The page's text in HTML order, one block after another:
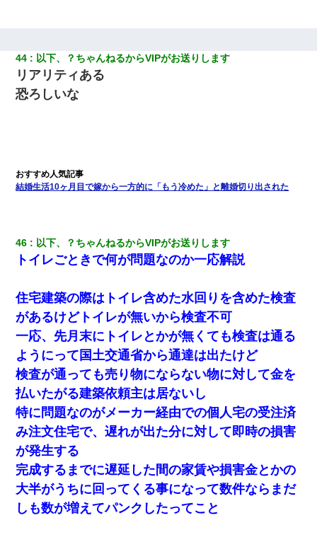
44 以下、？ちゃんねるからVIPがお送りします
リアリティある
恐ろしいな
結婚生活10ヶ月目で嫁から一方的に「もう冷めた」と離婚切り出された
46 以下、？ちゃんねるからVIPがお送りします
トイレごときで何が問題なのか一応解説
住宅建築の際はトイレ含めた水回りを含めた検査
があるけどトイレが無いから検査不可
一応、先月末にトイレとかが無くても検査は通る
ようにって国土交通省から通達は出たけど
検査が通っても売 り物にならない物に対して金を
払いたがる建築依頼主は居ないし
特に問題なのがメーカー経由での個人宅の受注済
み注文住宅で、遅れが出た分に対して即時の損害
が発生する
完成するまでに遅延した間の家賃や損害金とかの
大半がうちに回ってくる事になって数件ならまだ
しも数が増えてパンクしたってこと